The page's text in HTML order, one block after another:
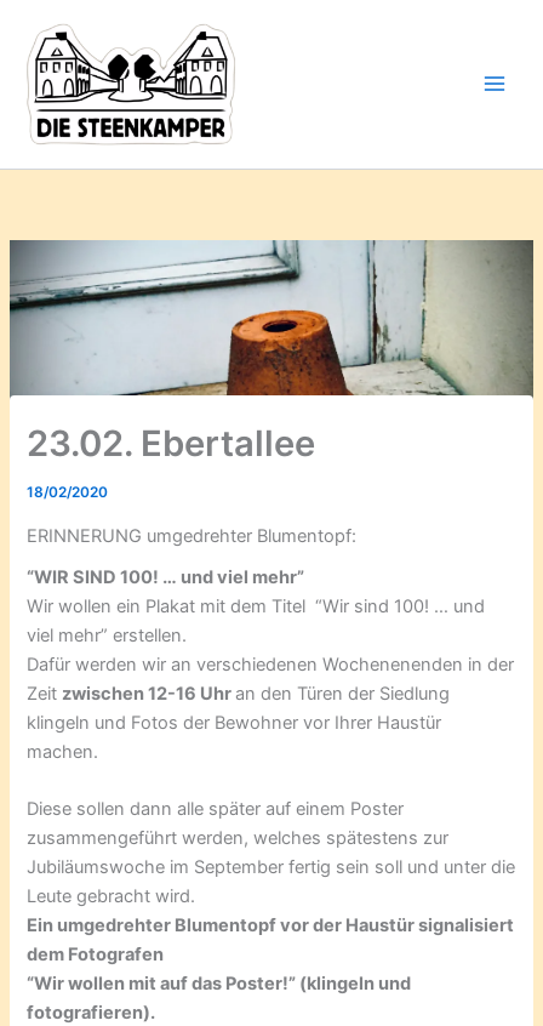
Inhalt
springen
23.02. Ebertallee
18/02/2020
ERINNERUNG umgedrehter Blumentopf:
“WIR SIND 100! … und viel mehr”
Wir wollen ein Plakat mit dem Titel “Wir sind 100! … und
viel mehr” erstellen.
Dafür werden wir an verschiedenen Wochenenenden in der
Zeit zwischen 12-16 Uhran den Türen der Siedlung
klingeln und Fotos der Bewohner vor Ihrer Haustür
machen.
Diese sollen dann alle später auf einem Poster
zusammengeführt werden, welches spätestens zur
Jubiläumswoche im September fertig sein soll und unter die
Leute gebracht wird.
Ein umgedrehter Blumentopf vor der Haustür signalisiert
dem Fotografen
“Wir wollen mit auf das Poster!” (klingeln und
fotografieren).
deine
Mail-
Adresse
ein ...